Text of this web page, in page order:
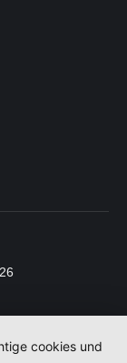
cookies und